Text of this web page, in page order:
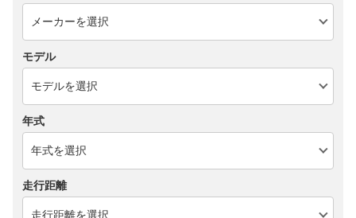
モデル
年式
走行距離